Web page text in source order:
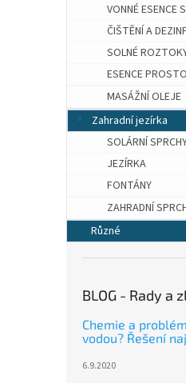
VONNÉ ESENCE
ČIŠTĚNÍ A
SOLNÉ
ESENCE
MASÁŽNÍ OLEJE
Zahradní jezírka
SOLÁRNÍ
JEZÍRKA
FONTÁNY
ZAHRADNÍ
Různé
BLOG - Rady a
Chemie a
vodou? Řešení
6.9.2020